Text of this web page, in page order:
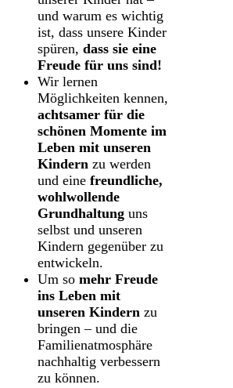
und warum es wichtig
ist, dass unsere Kinder
spüren, dass sie eine
Freude für uns sind!
Wir lernen
Möglichkeiten kennen,
achtsamer für die
schönen Momente im
Leben mit unseren
Kindern zu werden
und eine freundliche,
wohlwollende
Grundhaltung uns
selbst und unseren
Kindern gegenüber zu
entwickeln.
Um so mehr Freude
ins Leben mit
unseren Kindern zu
bringen – und die
Familienatmosphäre
nachhaltig verbessern
zu können.